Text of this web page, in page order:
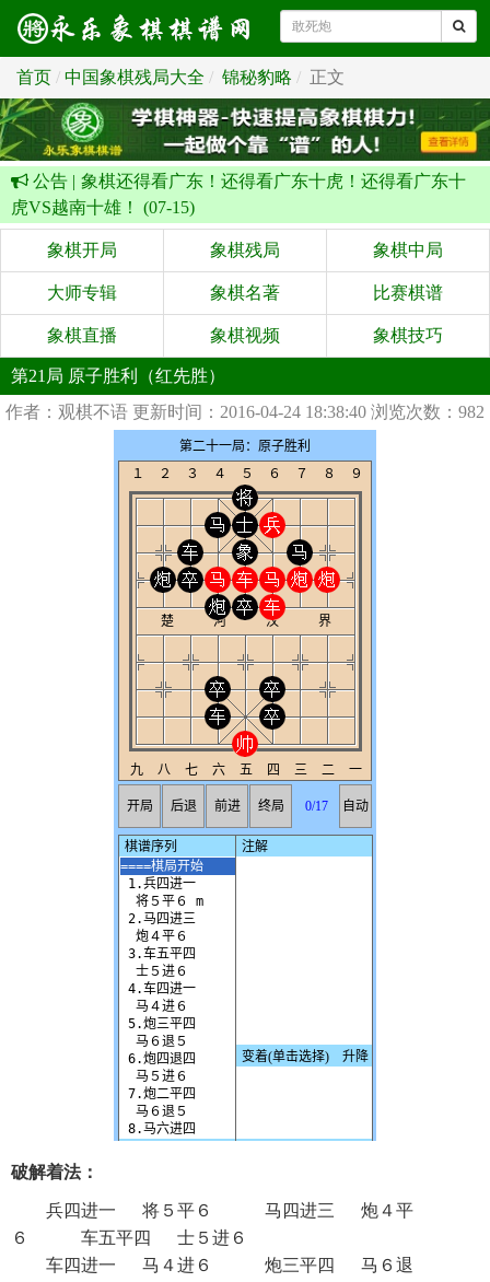
首页 中国象棋残局大全 锦秘豹略 正文
公告 | 象棋还得看广东！还得看广东十虎！还得看广东十
虎VS越南十雄！ (07-15)
象棋开局 象棋残局 象棋中局
大师专辑 象棋名著 比赛棋谱
象棋直播 象棋视频 象棋技巧
第21局 原子胜利（红先胜）
作者：观棋不语 更新时间：2016-04-24 18:38:40 浏览次数：982
破解着法：
兵四进一 将５平６ 马四进三 炮４平
６ 车五平四 士５进６
车四进一 马４进６ 炮三平四 马６退